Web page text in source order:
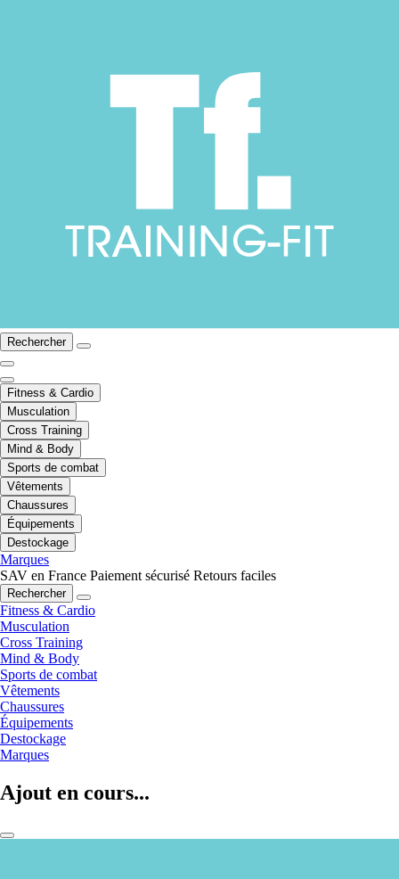
Rechercher
Fitness & Cardio
Musculation
Cross Training
Mind & Body
Sports de combat
Vêtements
Chaussures
Équipements
Destockage
Marques
SAV en France Paiement sécurisé Retours faciles
Rechercher
Fitness & Cardio
Musculation
Cross Training
Mind & Body
Sports de combat
Vêtements
Chaussures
Équipements
Destockage
Marques
Ajout en cours...